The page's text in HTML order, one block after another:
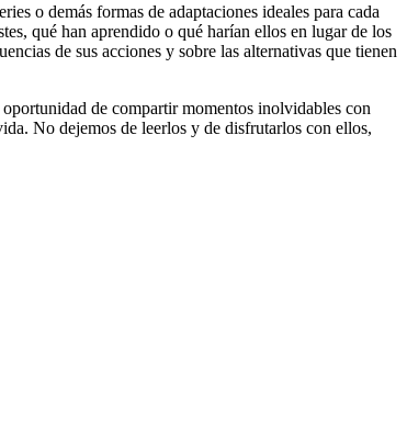
o demás formas de adaptaciones ideales para cada
qué han aprendido o qué harían ellos en lugar de los
de sus acciones y sobre las alternativas que tienen
de compartir momentos inolvidables con
No dejemos de leerlos y de disfrutarlos con ellos,